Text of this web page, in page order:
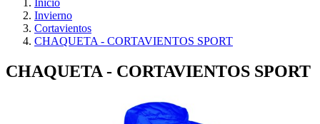
Inicio
Invierno
Cortavientos
CHAQUETA - CORTAVIENTOS SPORT
CHAQUETA - CORTAVIENTOS SPORT